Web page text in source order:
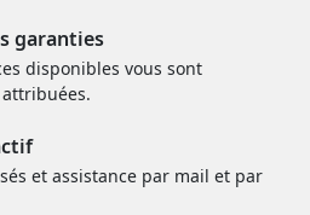
garanties
disponibles vous sont
et assistance par mail et par